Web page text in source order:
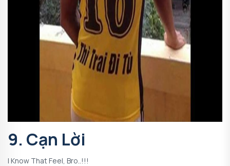
9. Cạn Lời
I Know That Feel, Bro..!!!